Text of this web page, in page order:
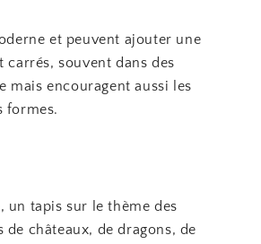
et peuvent ajouter une
souvent dans des
mais encouragent aussi les
formes.
un tapis sur le thème des
châteaux, de dragons, de